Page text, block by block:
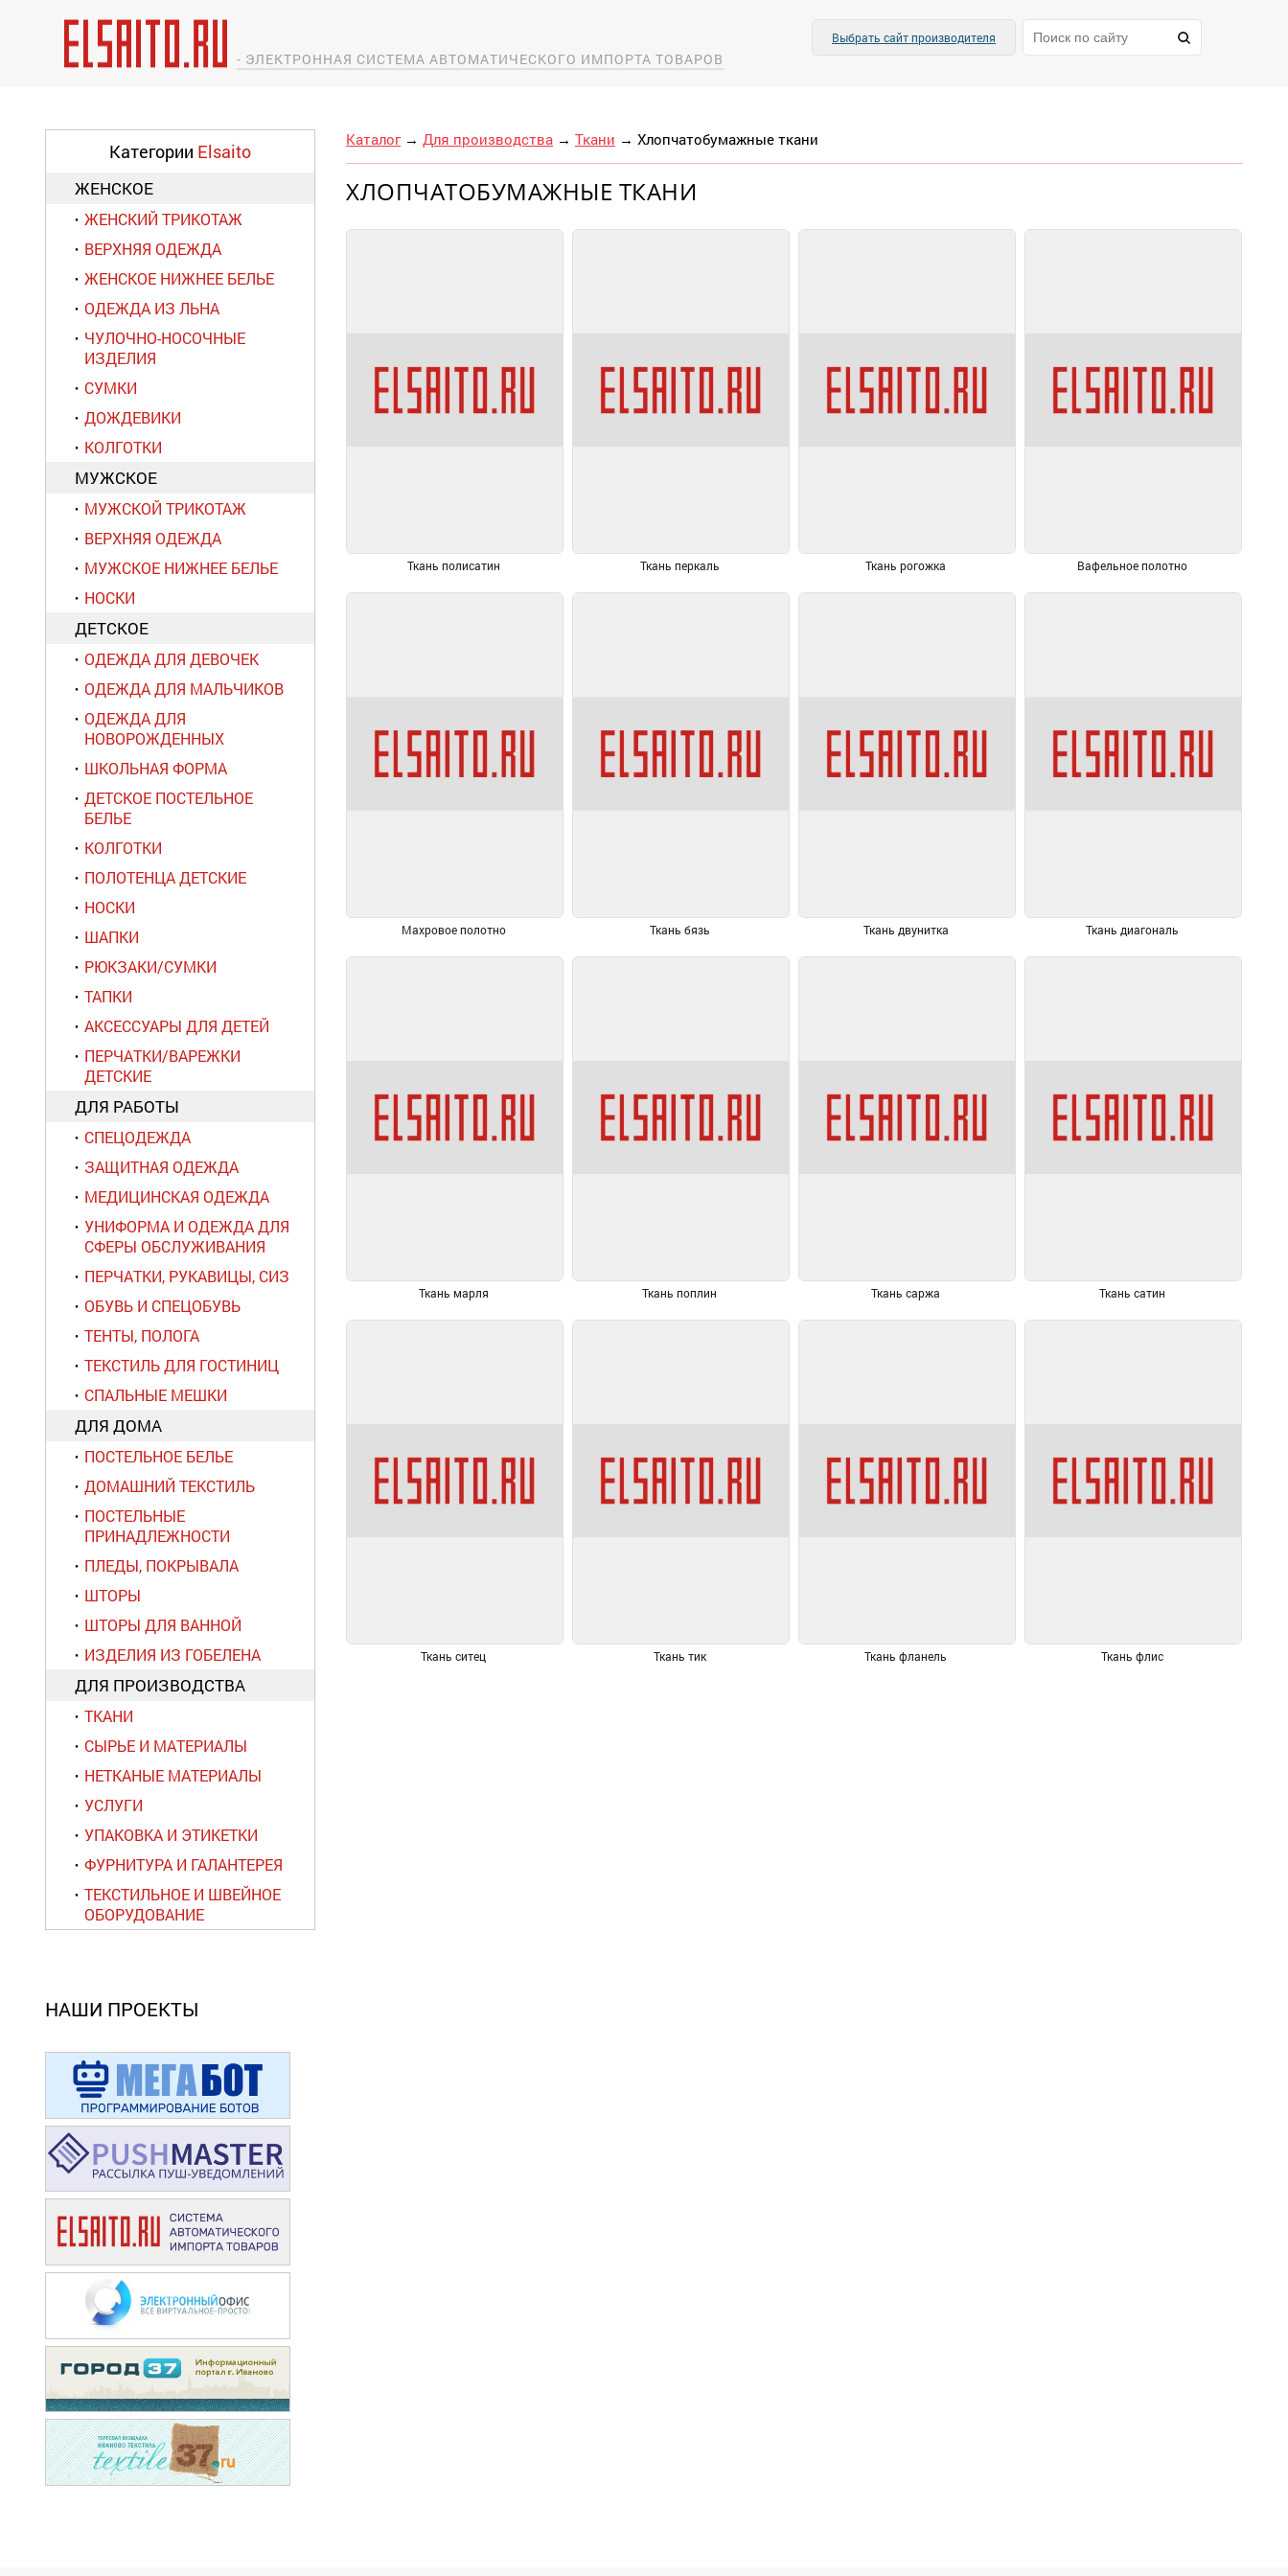
- ЭЛЕКТРОННАЯ СИСТЕМА АВТОМАТИЧЕСКОГО ИМПОРТА ТОВАРОВ
Выбрать сайт производителя
Категории Elsaito
ЖЕНСКОЕ
ЖЕНСКИЙ ТРИКОТАЖ
ВЕРХНЯЯ ОДЕЖДА
ЖЕНСКОЕ НИЖНЕЕ БЕЛЬЕ
ОДЕЖДА ИЗ ЛЬНА
ЧУЛОЧНО-НОСОЧНЫЕ
ИЗДЕЛИЯ
СУМКИ
ДОЖДЕВИКИ
КОЛГОТКИ
МУЖСКОЕ
МУЖСКОЙ ТРИКОТАЖ
ВЕРХНЯЯ ОДЕЖДА
МУЖСКОЕ НИЖНЕЕ БЕЛЬЕ
НОСКИ
ДЕТСКОЕ
ОДЕЖДА ДЛЯ ДЕВОЧЕК
ОДЕЖДА ДЛЯ МАЛЬЧИКОВ
ОДЕЖДА ДЛЯ
НОВОРОЖДЕННЫХ
ШКОЛЬНАЯ ФОРМА
ДЕТСКОЕ ПОСТЕЛЬНОЕ
БЕЛЬЕ
КОЛГОТКИ
ПОЛОТЕНЦА ДЕТСКИЕ
НОСКИ
ШАПКИ
РЮКЗАКИ/СУМКИ
ТАПКИ
АКСЕССУАРЫ ДЛЯ ДЕТЕЙ
ПЕРЧАТКИ/ВАРЕЖКИ
ДЕТСКИЕ
ДЛЯ РАБОТЫ
СПЕЦОДЕЖДА
ЗАЩИТНАЯ ОДЕЖДА
МЕДИЦИНСКАЯ ОДЕЖДА
УНИФОРМА И ОДЕЖДА ДЛЯ
СФЕРЫ ОБСЛУЖИВАНИЯ
ПЕРЧАТКИ, РУКАВИЦЫ, СИЗ
ОБУВЬ И СПЕЦОБУВЬ
ТЕНТЫ, ПОЛОГА
ТЕКСТИЛЬ ДЛЯ ГОСТИНИЦ
СПАЛЬНЫЕ МЕШКИ
ДЛЯ ДОМА
ПОСТЕЛЬНОЕ БЕЛЬЕ
ДОМАШНИЙ ТЕКСТИЛЬ
ПОСТЕЛЬНЫЕ
ПРИНАДЛЕЖНОСТИ
ПЛЕДЫ, ПОКРЫВАЛА
ШТОРЫ
ШТОРЫ ДЛЯ ВАННОЙ
ИЗДЕЛИЯ ИЗ ГОБЕЛЕНА
ДЛЯ ПРОИЗВОДСТВА
ТКАНИ
СЫРЬЕ И МАТЕРИАЛЫ
НЕТКАНЫЕ МАТЕРИАЛЫ
УСЛУГИ
УПАКОВКА И ЭТИКЕТКИ
ФУРНИТУРА И ГАЛАНТЕРЕЯ
ТЕКСТИЛЬНОЕ И ШВЕЙНОЕ
ОБОРУДОВАНИЕ
НАШИ ПРОЕКТЫ
Каталог → Для производства → Ткани → Хлопчатобумажные ткани
ХЛОПЧАТОБУМАЖНЫЕ ТКАНИ
Ткань полисатин Ткань перкаль Ткань рогожка Вафельное полотно
Махровое полотно Ткань бязь Ткань двунитка Ткань диагональ
Ткань марля Ткань поплин Ткань саржа Ткань сатин
Ткань ситец Ткань тик Ткань фланель Ткань флис